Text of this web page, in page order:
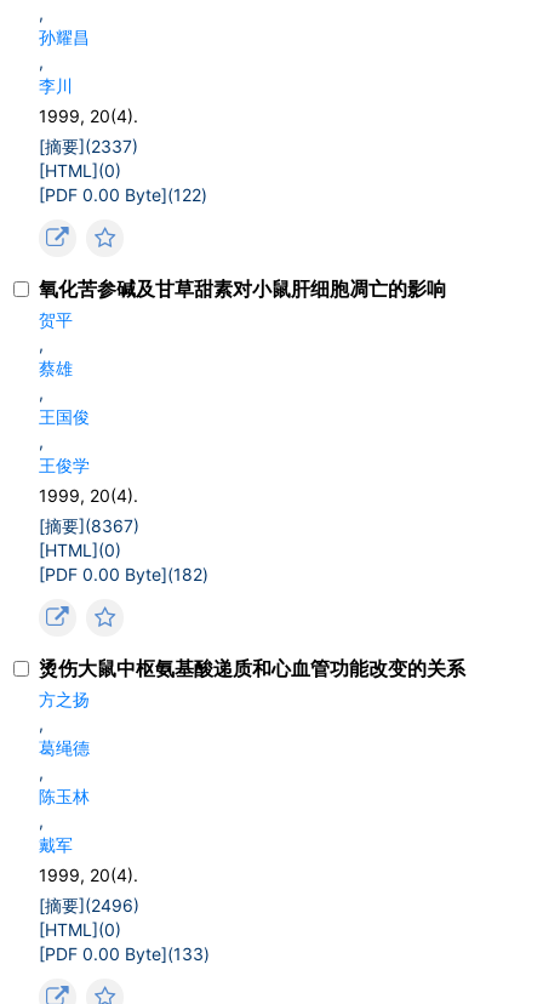
,
孙耀昌
,
李川
1999, 20(4).
[摘要](2337)
[HTML](0)
[PDF 0.00 Byte](122)
氧化苦参碱及甘草甜素对小鼠肝细胞凋亡的影响
贺平
,
蔡雄
,
王国俊
,
王俊学
1999, 20(4).
[摘要](8367)
[HTML](0)
[PDF 0.00 Byte](182)
烫伤大鼠中枢氨基酸递质和心血管功能改变的关系
方之扬
,
葛绳德
,
陈玉林
,
戴军
1999, 20(4).
[摘要](2496)
[HTML](0)
[PDF 0.00 Byte](133)